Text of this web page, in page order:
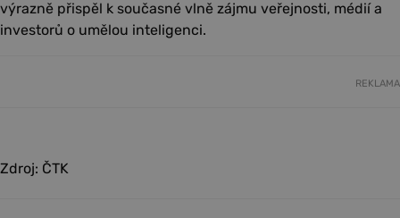
výrazně přispěl k současné vlně zájmu veřejnosti, médií a
investorů o umělou inteligenci.
REKLAMA
Zdroj: ČTK